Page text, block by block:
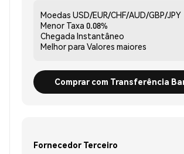
Moedas USD/EUR/CHF/AUD/GBP/JPY
Menor Taxa 0.08%
Chegada Instantâneo
Melhor para Valores maiores
Comprar com Transferência
Fornecedor Terceiro